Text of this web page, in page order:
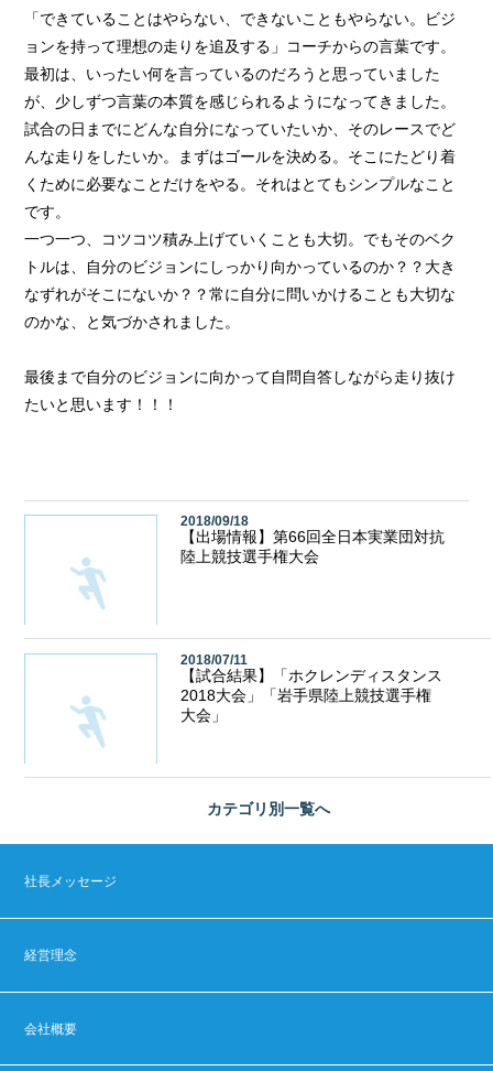
「できていることはやらない、できないこともやらない。ビジ
ョンを持って理想の走りを追及する」コーチからの言葉です。
最初は、いったい何を言っているのだろうと思っていました
が、少しずつ言葉の本質を感じられるようになってきました。
試合の日までにどんな自分になっていたいか、そのレースでど
んな走りをしたいか。まずはゴールを決める。そこにたどり着
くために必要なことだけをやる。それはとてもシンプルなこと
です。
一つ一つ、コツコツ積み上げていくことも大切。でもそのベク
トルは、自分のビジョンにしっかり向かっているのか？？大き
なずれがそこにないか？？常に自分に問いかけることも大切な
のかな、と気づかされました。
最後まで自分のビジョンに向かって自問自答しながら走り抜け
たいと思います！！！
2018/09/18
【出場情報】第66回全日本実業団対抗
陸上競技選手権大会
カテゴリ別一覧へ
2018/07/11
【試合結果】「ホクレンディスタンス
2018大会」「岩手県陸上競技選手権
大会」
社長メッセージ
経営理念
会社概要